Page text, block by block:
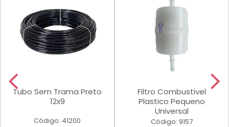
Tubo Sem Trama Preto
12x9
Código: 41200
Filtro Combustivel
Plastico Pequeno
Universal
Código: 9157